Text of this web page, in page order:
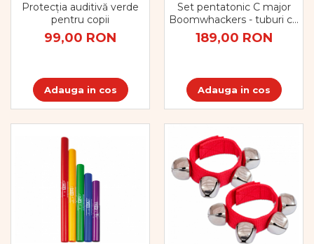
Protecția auditivă verde
pentru copii
99,00 RON
Adauga in cos
Set pentatonic C major
Boomwhackers - tuburi cu
sunete
189,00 RON
Adauga in cos